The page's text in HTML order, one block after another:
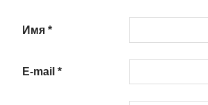
Имя *
E-mail *